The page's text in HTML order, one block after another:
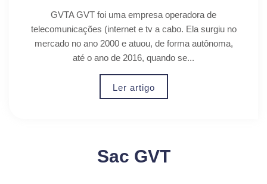
GVTA GVT foi uma empresa operadora de
telecomunicações (internet e tv a cabo. Ela surgiu no
mercado no ano 2000 e atuou, de forma autônoma,
até o ano de 2016, quando se...
Ler artigo
Sac GVT